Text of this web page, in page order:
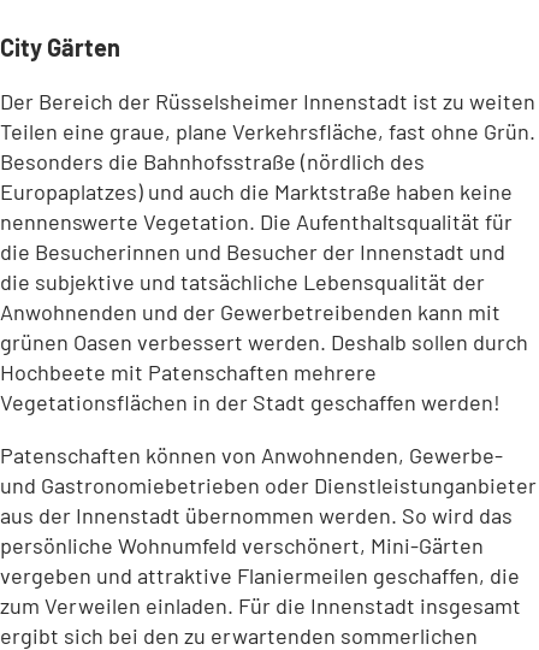
City Gärten
Der Bereich der Rüsselsheimer Innenstadt ist zu weiten
Teilen eine graue, plane Verkehrsfläche, fast ohne Grün.
Besonders die Bahnhofsstraße (nördlich des
Europaplatzes) und auch die Marktstraße haben keine
nennenswerte Vegetation. Die Aufenthaltsqualität für
die Besucherinnen und Besucher der Innenstadt und
die subjektive und tatsächliche Lebensqualität der
Anwohnenden und der Gewerbetreibenden kann mit
grünen Oasen verbessert werden. Deshalb sollen durch
Hochbeete mit Patenschaften mehrere
Vegetationsflächen in der Stadt geschaffen werden!
Patenschaften können von Anwohnenden, Gewerbe-
und Gastronomiebetrieben oder Dienstleistunganbieter
aus der Innenstadt übernommen werden. So wird das
persönliche Wohnumfeld verschönert, Mini-Gärten
vergeben und attraktive Flaniermeilen geschaffen, die
zum Verweilen einladen. Für die Innenstadt insgesamt
ergibt sich bei den zu erwartenden sommerlichen